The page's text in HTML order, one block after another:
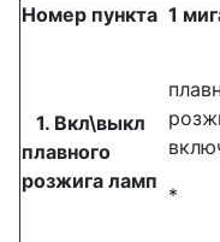
Номер пункта 1
1. Вкл\выкл
плавного
розжига ламп
*